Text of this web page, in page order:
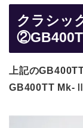
クラシッ
上記の
GB400TT Mk-Ⅱ